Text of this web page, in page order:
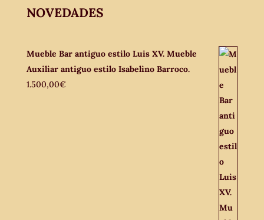
NOVEDADES
Mueble Bar antiguo estilo Luis XV. Mueble
Auxiliar antiguo estilo Isabelino Barroco.
1.500,00€